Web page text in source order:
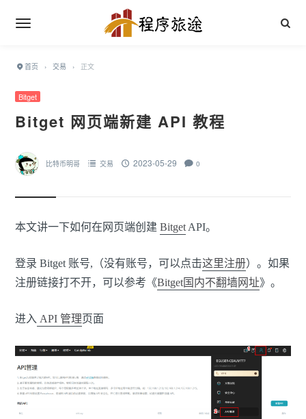
首页 › 交易 › 正文
Bitget
Bitget 网页端新建 API 教程
比特币明哥 交易 2023-05-29 0
本文讲一下如何在网页端创建 Bitget API。
登录 Bitget 账号,（没有账号，可以点击这里注册）。如果
注册链接打不开，可以参考《Bitget国内不翻墙网址》。
进入 API 管理页面